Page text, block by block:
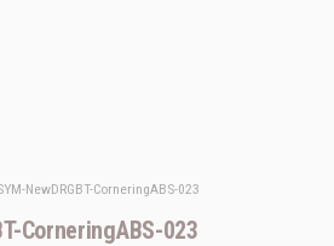
NewDRGBT-CorneringABS-023
CorneringABS-023